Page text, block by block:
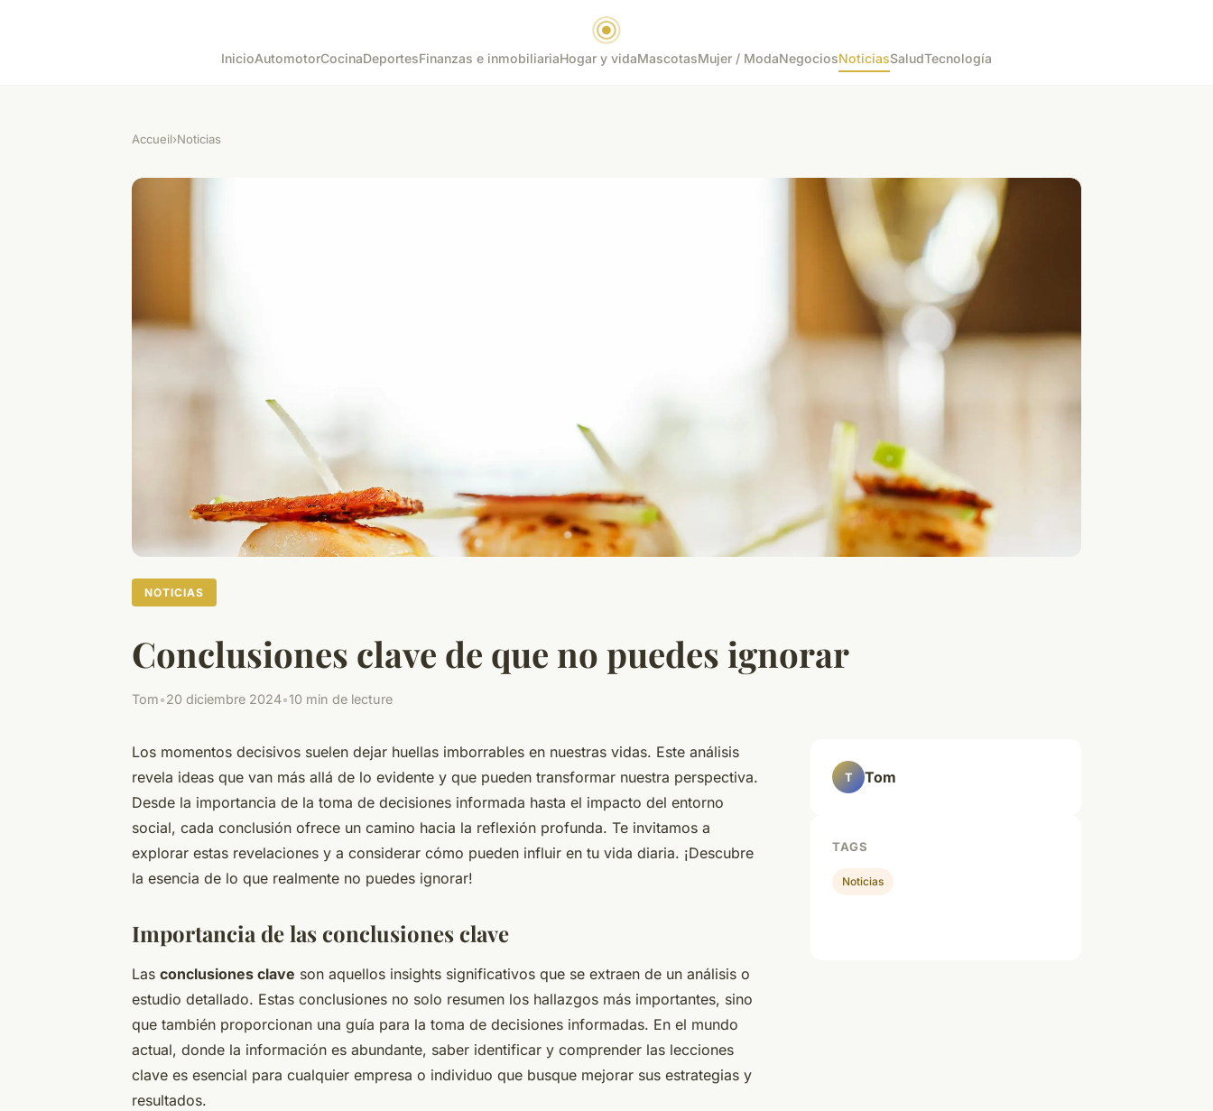
InicioAutomotorCocinaDeportesFinanzas e inmobiliariaHogar y vidaMascotasMujer / ModaNegociosNoticiasSaludTecnología
Accueil›Noticias
NOTICIAS
Conclusiones clave de que no puedes ignorar
Tom•20 diciembre 2024•10 min de lecture
Los momentos decisivos suelen dejar huellas imborrables en nuestras vidas. Este análisis
revela ideas que van más allá de lo evidente y que pueden transformar nuestra perspectiva.
Desde la importancia de la toma de decisiones informada hasta el impacto del entorno
social, cada conclusión ofrece un camino hacia la reflexión profunda. Te invitamos a
explorar estas revelaciones y a considerar cómo pueden influir en tu vida diaria. ¡Descubre
la esencia de lo que realmente no puedes ignorar!
Importancia de las conclusiones clave
Las conclusiones clave son aquellos insights significativos que se extraen de un análisis o
estudio detallado. Estas conclusiones no solo resumen los hallazgos más importantes, sino
que también proporcionan una guía para la toma de decisiones informadas. En el mundo
actual, donde la información es abundante, saber identificar y comprender las lecciones
clave es esencial para cualquier empresa o individuo que busque mejorar sus estrategias y
resultados.
T Tom
TAGS
Noticias